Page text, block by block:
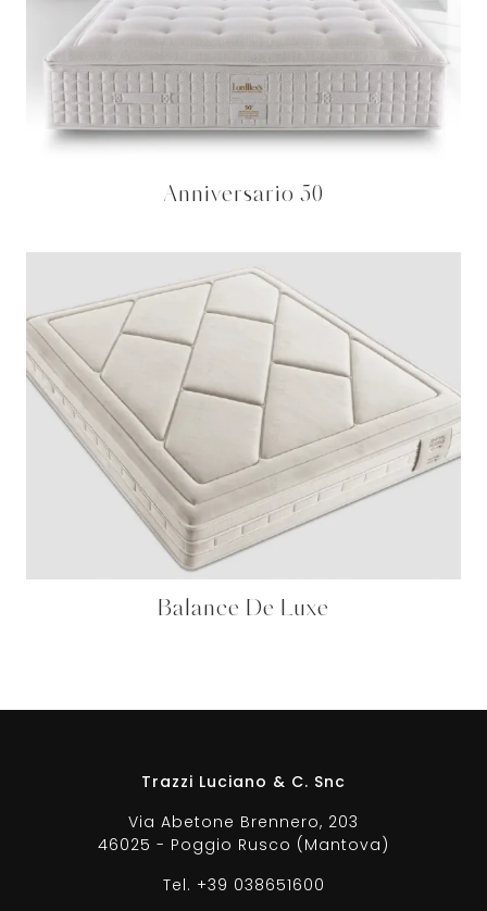
Anniversario 50
Balance De Luxe
Trazzi Luciano & C. Snc
Via Abetone Brennero, 203
46025 - Poggio Rusco (Mantova)
Tel. +39 038651600